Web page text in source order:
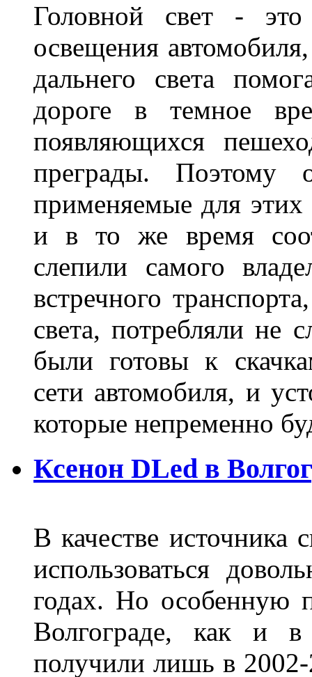
Головной свет -
освещения
дальнего света
дороге в темное
появляющихся
преграды. Поэтому
применяемые для
и в то же время
слепили самого
встречного
света, потребляли не
были готовы к
сети автомобиля, и
которые непременно
Ксенон DLed в
В качестве источника
использоваться
годах. Но особенную
Волгограде, как и
получили лишь в